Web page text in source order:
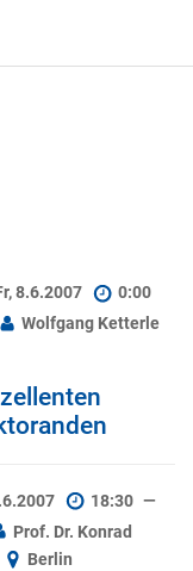
8.6.2007
0:00
Wolfgang Ketterle
18:30 —
Prof. Dr. Konrad
Berlin